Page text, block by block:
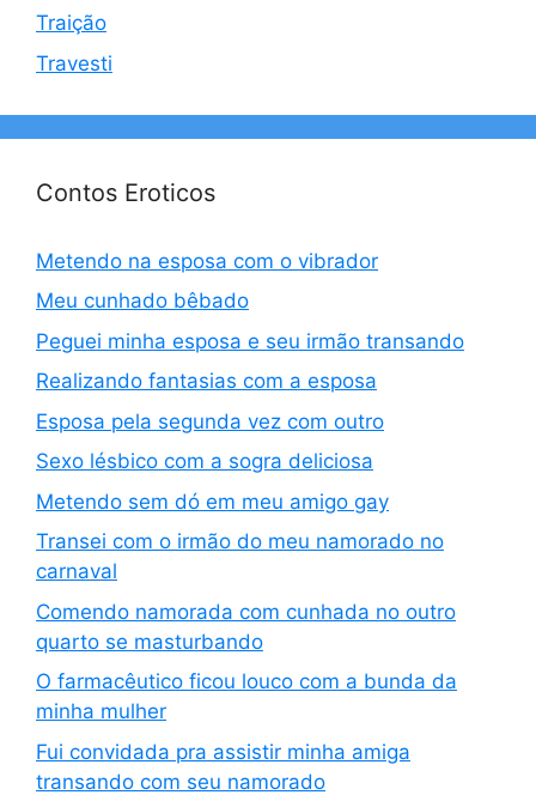
Traição
Travesti
Contos Eroticos
Metendo na esposa com o vibrador
Meu cunhado bêbado
Peguei minha esposa e seu irmão transando
Realizando fantasias com a esposa
Esposa pela segunda vez com outro
Sexo lésbico com a sogra deliciosa
Metendo sem dó em meu amigo gay
Transei com o irmão do meu namorado no
carnaval
Comendo namorada com cunhada no outro
quarto se masturbando
O farmacêutico ficou louco com a bunda da
minha mulher
Fui convidada pra assistir minha amiga
transando com seu namorado